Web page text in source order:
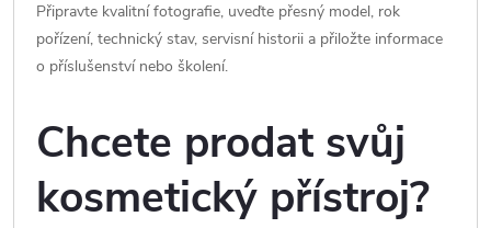
Připravte kvalitní fotografie, uveďte přesný model, rok
pořízení, technický stav, servisní historii a přiložte informace
o příslušenství nebo školení.
Chcete prodat svůj
kosmetický přístroj?